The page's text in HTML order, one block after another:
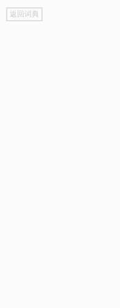
go
top
返回词典